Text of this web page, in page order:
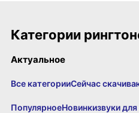
Категории
Актуальное
Все категорииСейчас
ПопулярноеНовинкизвуки